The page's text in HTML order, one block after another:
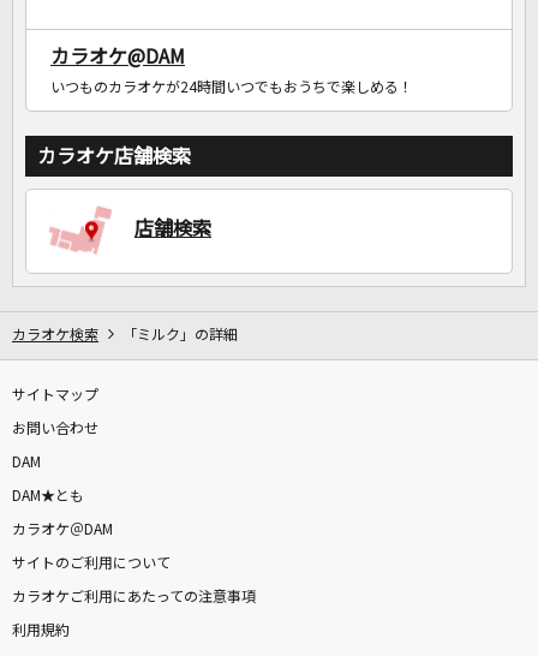
カラオケ@DAM
いつものカラオケが24時間いつでもおうちで楽しめる！
カラオケ店舗検索
店舗検索
カラオケ検索 「ミルク」の詳細
サイトマップ
お問い合わせ
DAM
DAM★とも
カラオケ＠DAM
サイトのご利用について
カラオケご利用にあたっての注意事項
利用規約